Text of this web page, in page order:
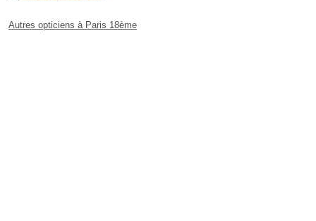
Autres opticiens à Paris 18ème